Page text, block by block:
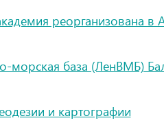
реорганизована в
морская база (ЛенВМБ)
и картографии